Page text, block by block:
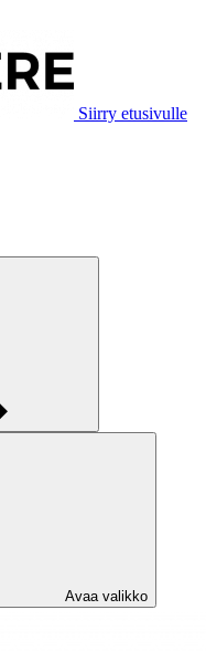
Siirry etusivulle
Avaa valikko